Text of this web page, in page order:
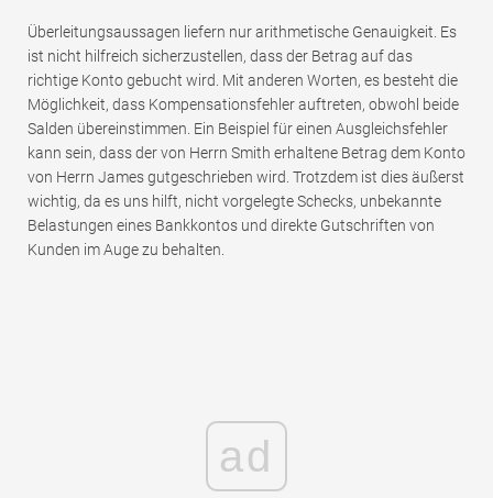
Überleitungsaussagen liefern nur arithmetische Genauigkeit. Es
ist nicht hilfreich sicherzustellen, dass der Betrag auf das
richtige Konto gebucht wird. Mit anderen Worten, es besteht die
Möglichkeit, dass Kompensationsfehler auftreten, obwohl beide
Salden übereinstimmen. Ein Beispiel für einen Ausgleichsfehler
kann sein, dass der von Herrn Smith erhaltene Betrag dem Konto
von Herrn James gutgeschrieben wird. Trotzdem ist dies äußerst
wichtig, da es uns hilft, nicht vorgelegte Schecks, unbekannte
Belastungen eines Bankkontos und direkte Gutschriften von
Kunden im Auge zu behalten.
ad